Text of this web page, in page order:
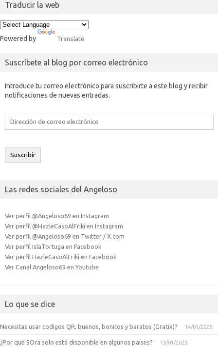
Traducir la web
Powered by Translate
Suscríbete al blog por correo electrónico
Introduce tu correo electrónico para suscribirte a este blog y recibir
notificaciones de nuevas entradas.
Dirección
electrónico
Suscribir
Las redes sociales del Angeloso
Ver perfil @Angeloso69 en Instagram
Ver perfil @HazleCasoAlFriki en Instagram
Ver perfil @Angeloso69 en Twitter / X.com
Ver perfil IslaTortuga en Facebook
Ver perfil HazleCasoAlFriki en Facebook
Ver Canal Angeloso69 en Youtube
Lo que se dice
Necesitas usar codigos QR, buenos, bonitos y baratos (Gratix)? 14/01/2025
¿Por qué SOra solo está disponible en algunos países? 13/01/2025